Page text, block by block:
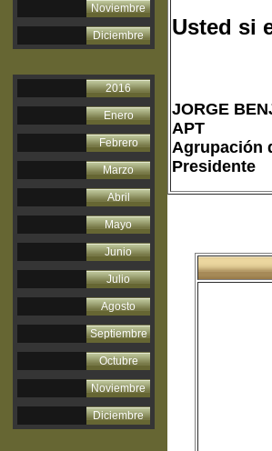
Noviembre
Diciembre
2016
Enero
Febrero
Marzo
Abril
Mayo
Junio
Julio
Agosto
Septiembre
Octubre
Noviembre
Diciembre
Usted si
JORGE
APT
Agrupación
Presidente